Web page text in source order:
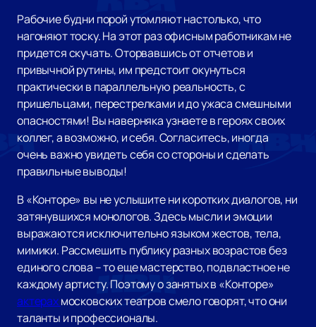
Рабочие будни порой утомляют настолько, что
нагоняют тоску. На этот раз офисным работникам не
придется скучать. Оторвавшись от отчетов и
привычной рутины, им предстоит окунуться
практически в параллельную реальность, с
пришельцами, перестрелками и до ужаса смешными
опасностями! Вы наверняка узнаете в героях своих
коллег, а возможно, и себя. Согласитесь, иногда
очень важно увидеть себя со стороны и сделать
правильные выводы!
В «Конторе» вы не услышите ни коротких диалогов, ни
затянувшихся монологов. Здесь мысли и эмоции
выражаются исключительно языком жестов, тела,
мимики. Рассмешить публику разных возрастов без
единого слова – то еще мастерство, подвластное не
каждому артисту. Поэтому о занятых в «Конторе»
актерахмосковских театров смело говорят, что они
таланты и профессионалы.